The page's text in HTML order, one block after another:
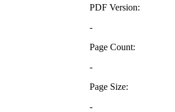
PDF Version:
-
Page Count:
-
Page Size:
-